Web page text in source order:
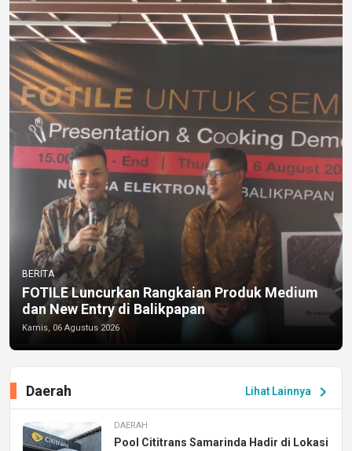
BERITA
FOTILE Luncurkan Rangkaian Produk Medium
dan New Entry di Balikpapan
Kamis, 06 Agustus 2026
Lihat Lainnya chevron_right
Daerah
DAERAH
Pool Cititrans Samarinda Hadir di Lokasi